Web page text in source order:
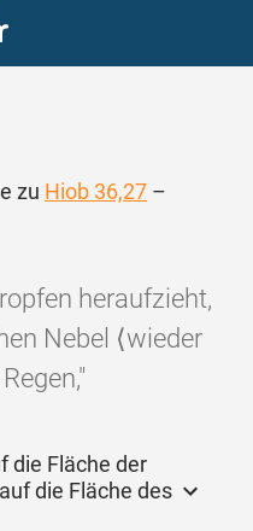
zu Hiob 36,27 –
heraufzieht,
Nebel ⟨wieder
die Fläche der
die Fläche des